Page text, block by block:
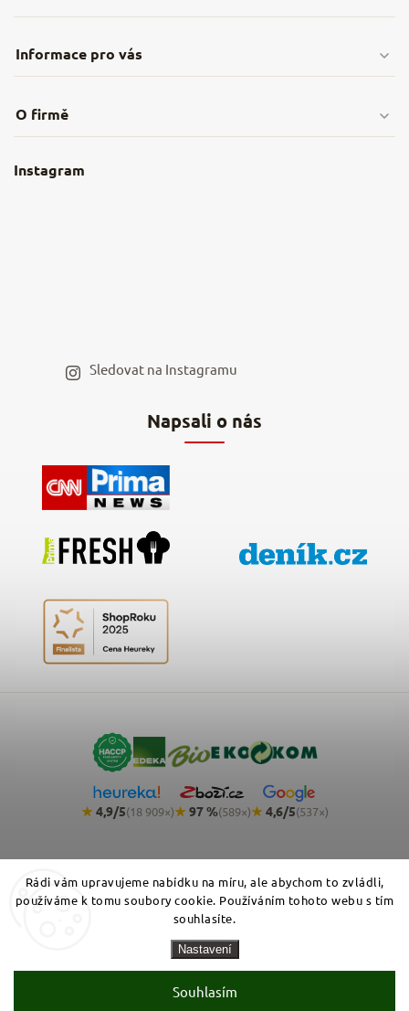
Rádi vám upravujeme nabídku na míru, ale abychom to zvládli,
používáme k tomu soubory cookie. Používáním tohoto webu s tím
souhlasíte.
Nastavení
Souhlasím
Informace pro vás
Obchodní podmínky
Nejčastější dotazy
Napsali o nás
Instagram
Sledovat na Instagramu
O firmě
Hodnocení obchodu
★4,9/5(18 909×)★97 %(589×)★4,6/5(537×)
NemeckyEshop.cz - kvalitní německá drogerie,
. Všechna práva vyhrazena.